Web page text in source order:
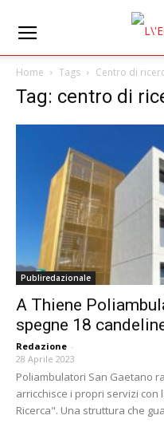
Home Tags Centro di
Tag: centro di
Publiredazionale
A Thiene
spegne 18
Redazione -
28 Aprile 2023
Poliambulatori San Gaetano
arricchisce i propri servizi con
Ricerca". Una struttura che